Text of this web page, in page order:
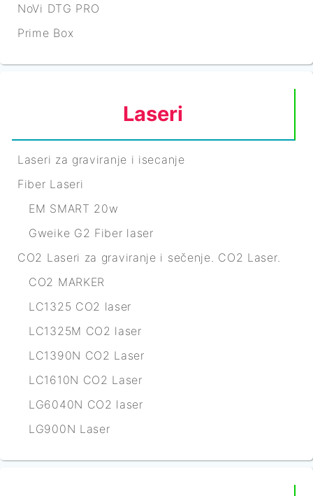
NoVi DTG PRO
Prime Box
Laseri
Laseri za graviranje i isecanje
Fiber Laseri
EM SMART 20w
Gweike G2 Fiber laser
CO2 Laseri za graviranje i sečenje. CO2 Laser.
CO2 MARKER
LC1325 CO2 laser
LC1325M CO2 laser
LC1390N CO2 Laser
LC1610N CO2 Laser
LG6040N CO2 laser
LG900N Laser